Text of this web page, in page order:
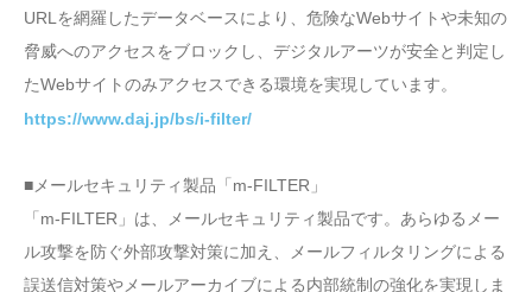
URLを網羅したデータベースにより、危険なWebサイトや未知の
脅威へのアクセスをブロックし、デジタルアーツが安全と判定し
たWebサイトのみアクセスできる環境を実現しています。
https://www.daj.jp/bs/i-filter/
■メールセキュリティ製品「m-FILTER」
「m-FILTER」は、メールセキュリティ製品です。あらゆるメー
ル攻撃を防ぐ外部攻撃対策に加え、メールフィルタリングによる
誤送信対策やメールアーカイブによる内部統制の強化を実現しま